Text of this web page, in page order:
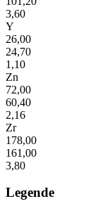
3,60
Y
26,00
24,70
1,10
Zn
72,00
60,40
2,16
Zr
178,00
161,00
3,80
Legende